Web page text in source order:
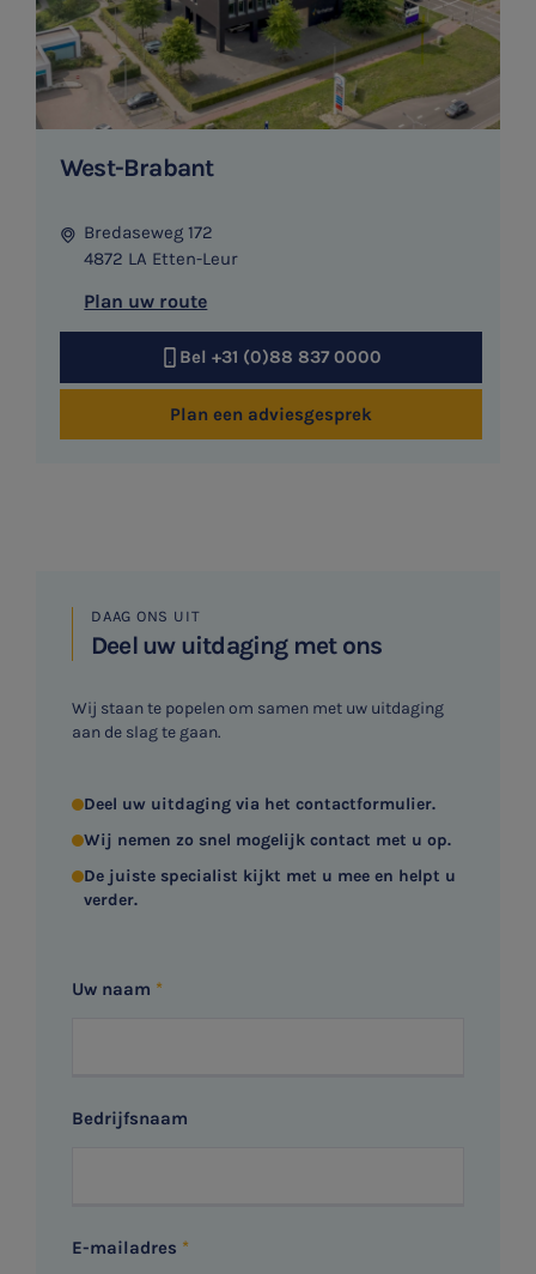
Zonder gedoe
Typ hieronder uw zoekterm
Meest gezochte onderwerpen
Ondernemer en privé
HR Advies
Vacatures
West-Brabant
Bredaseweg 172
4872 LA Etten-Leur
Plan uw route
Bel +31 (0)88 837 0000
Plan een adviesgesprek
DAAG ONS UIT
Deel uw uitdaging met ons
Wij staan te popelen om samen met uw uitdaging
aan de slag te gaan.
Deel uw uitdaging via het contactformulier.
Wij nemen zo snel mogelijk contact met u op.
De juiste specialist kijkt met u mee en helpt u
verder.
Uw naam
Bedrijfsnaam
E-mailadres